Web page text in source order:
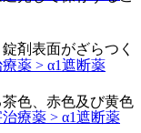
薬 > α1遮断薬
療薬 > α1遮断薬
剤表面がざらつく
色、赤色及び黄色